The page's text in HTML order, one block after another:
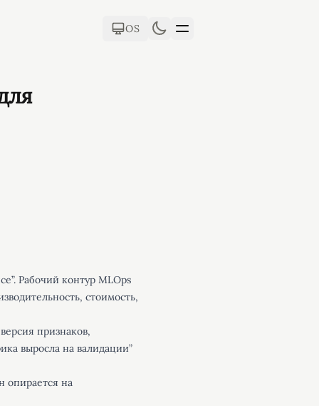
OS
Рабочий контур MLOps
стоимость,
признаков,
выросла на валидации”
опирается на